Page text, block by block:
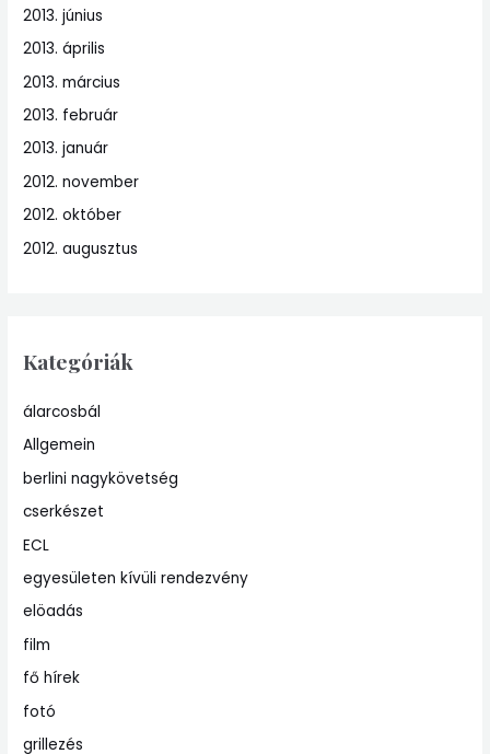
2013. június
2013. április
2013. március
2013. február
2013. január
2012. november
2012. október
2012. augusztus
Kategóriák
álarcosbál
Allgemein
berlini nagykövetség
cserkészet
ECL
egyesületen kívüli rendezvény
elöadás
film
fő hírek
fotó
grillezés